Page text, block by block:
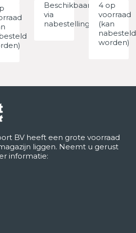
Beschikbaar
via
nabestelling
4 op
voorraad
(kan
nabesteld
worden)
BV heeft een grote voorraad
liggen. Neemt u gerust
informatie: